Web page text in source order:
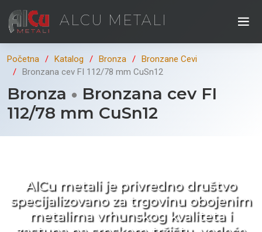
ALCU METALI
Početna Katalog Bronza
Bronzane Cevi
Bronzana cev FI 112/78 mm CuSn12
Bronza
Bronzana cev FI
112/78 mm CuSn12
AlCu metali je privredno društvo
specijalizovano za trgovinu obojenim
metalima vrhunskog kvaliteta i